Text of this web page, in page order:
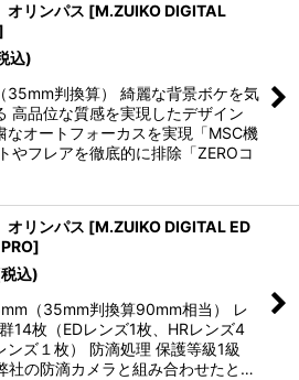
リンパス [M.ZUIKO DIGITAL
込)
35mm判換算） 綺麗な背景ボケを気
高品位な質感を実現したデザイン
なオートフォーカスを実現「MSC機
やフレアを徹底的に排除「ZEROコ
リンパス [M.ZUIKO DIGITAL ED
]
込)
（35mm判換算90mm相当） レ
14枚（EDレンズ1枚、HRレンズ4
ンズ１枚） 防滴処理 保護等級1級
社の防滴カメラと組み合わせたと…